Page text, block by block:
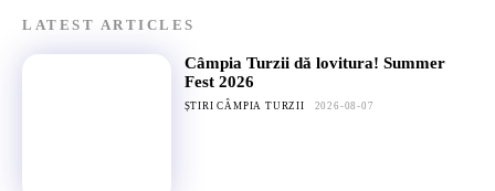
LATEST ARTICLES
Câmpia Turzii dă lovitura! Summer
Fest 2026
ȘTIRI CÂMPIA TURZII 2026-08-07